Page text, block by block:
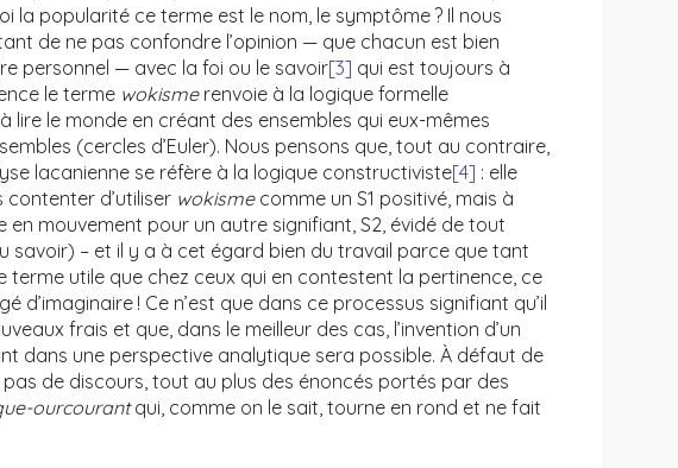
la popularité ce terme est le nom, le symptôme ? Il nous
de ne pas confondre l’opinion — que chacun est bien
personnel — avec la foi ou le savoir[3] qui est toujours à
le terme wokismerenvoie à la logique formelle
lire le monde en créant des ensembles qui eux-mêmes
(cercles d’Euler). Nous pensons que, tout au contraire,
lacanienne se réfère à la logique constructiviste[4] : elle
contenter d’utiliser wokismecomme un S1 positivé, mais à
en mouvement pour un autre signifiant, S2, évidé de tout
savoir) – et il y a à cet égard bien du travail parce que tant
terme utile que chez ceux qui en contestent la pertinence, ce
d’imaginaire ! Ce n’est que dans ce processus signifiant qu’il
frais et que, dans le meilleur des cas, l’invention d’un
dans une perspective analytique sera possible. À défaut de
pas de discours, tout au plus des énoncés portés par des
ourcourantqui, comme on le sait, tourne en rond et ne fait